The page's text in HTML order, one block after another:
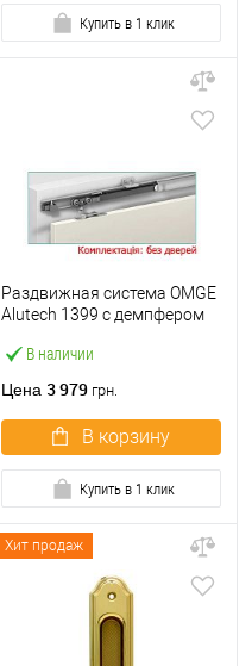
Купить в 1 клик
В наличии
Раздвижная система OMGE
Alutech 1399 с демпфером
весом до 40 кг
Цена 3 979 грн.
В корзину
Купить в 1 клик
Хит продаж